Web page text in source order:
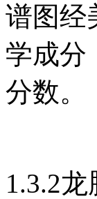
谱图经
学成分
分数。
1.3.2